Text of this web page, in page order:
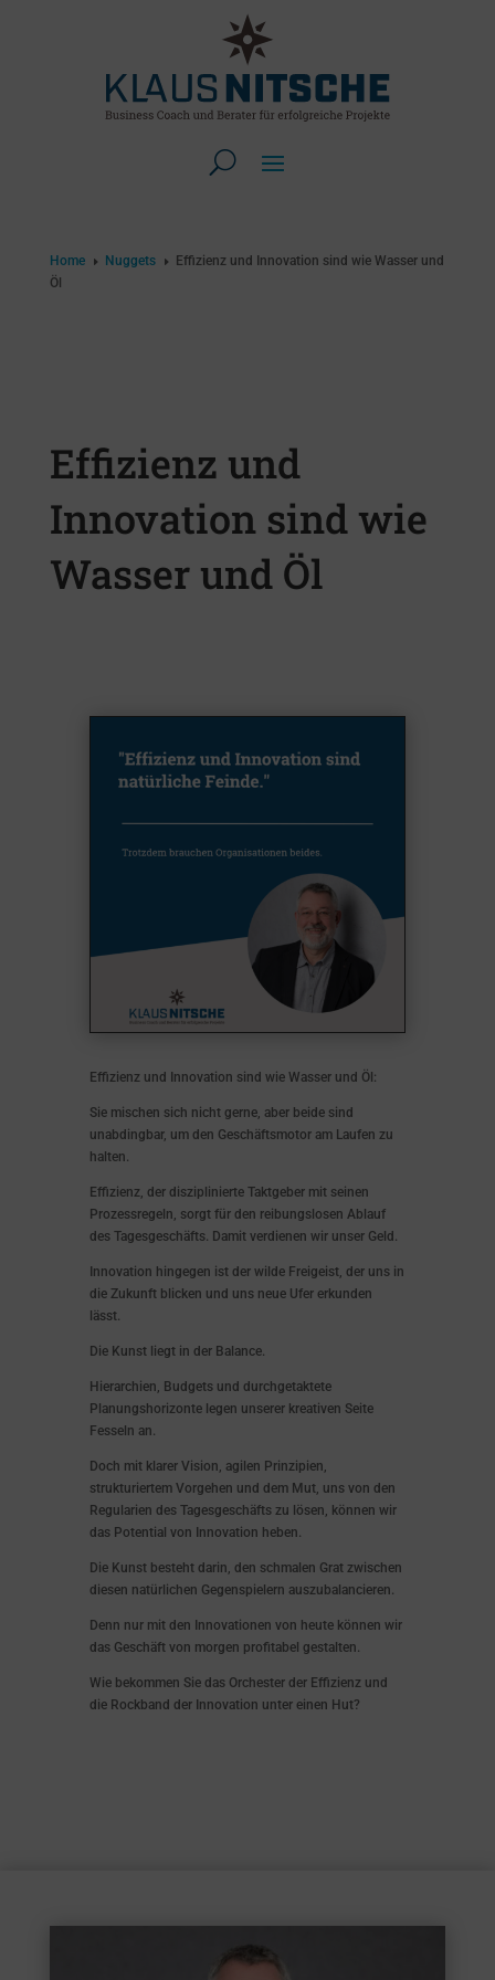
Home E Nuggets E
Effizienz und Innovation sind wie Wasser und
Öl
Effizienz und
Innovation sind wie
Wasser und Öl
Effizienz und Innovation sind wie Wasser und Öl:
Sie mischen sich nicht gerne, aber beide sind
unabdingbar, um den Geschäftsmotor am Laufen zu
halten.
Effizienz, der disziplinierte Taktgeber mit seinen
Prozessregeln, sorgt für den reibungslosen Ablauf
des Tagesgeschäfts. Damit verdienen wir unser Geld.
Innovation hingegen ist der wilde Freigeist, der uns in
die Zukunft blicken und uns neue Ufer erkunden
lässt.
Die Kunst liegt in der Balance.
Hierarchien, Budgets und durchgetaktete
Planungshorizonte legen unserer kreativen Seite
Fesseln an.
Doch mit klarer Vision, agilen Prinzipien,
strukturiertem Vorgehen und dem Mut, uns von den
Regularien des Tagesgeschäfts zu lösen, können wir
das Potential von Innovation heben.
Die Kunst besteht darin, den schmalen Grat zwischen
diesen natürlichen Gegenspielern auszubalancieren.
Denn nur mit den Innovationen von heute können wir
das Geschäft von morgen profitabel gestalten.
Wie bekommen Sie das Orchester der Effizienz und
die Rockband der Innovation unter einen Hut?